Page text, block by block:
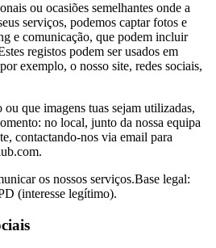
ou ocasiões semelhantes onde a
serviços, podemos captar fotos e
e comunicação, que podem incluir
registos podem ser usados em
exemplo, o nosso site, redes sociais,
ou que imagens tuas sejam utilizadas,
no local, junto da nossa equipa
contactando-nos via email para
.
os nossos serviços.Base legal:
(interesse legítimo).